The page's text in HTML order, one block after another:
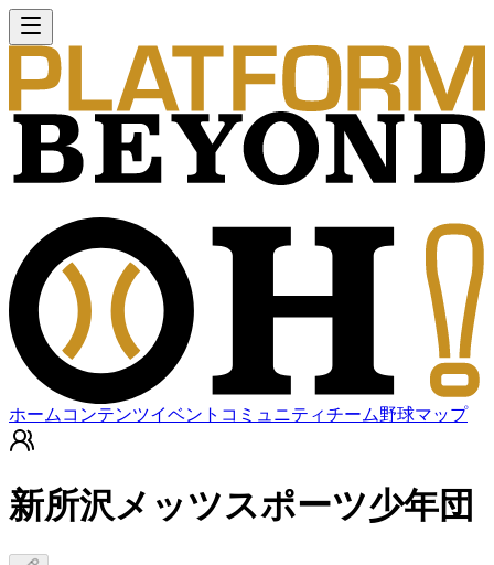
ホーム コンテンツイベント コミュニティチーム野球マップ
新所沢メッツスポーツ少年団